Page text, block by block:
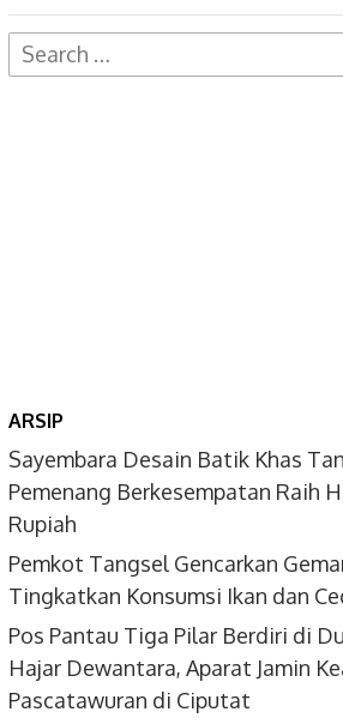
Search
for:
ARSIP
Sayembara Desain Batik Khas
Pemenang Berkesempatan Raih
Rupiah
Pemkot Tangsel Gencarkan
Tingkatkan Konsumsi Ikan dan
Pos Pantau Tiga Pilar Berdiri di
Hajar Dewantara, Aparat Jamin
Pascatawuran di Ciputat